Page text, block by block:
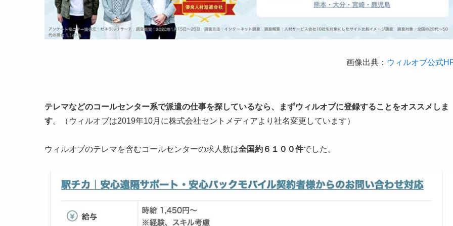
画像出典： ウィルオブ公式
テレマなどのコールセンター系で派遣の仕事を探しているなら、まずウィルオブに登録することをオススメしま
す。（ウィルオブは2019年10月に株式会社セントメディアより社名変更しています）
ウィルオブのテレマを含むコールセンターの求人数は全国約６１００件でした。